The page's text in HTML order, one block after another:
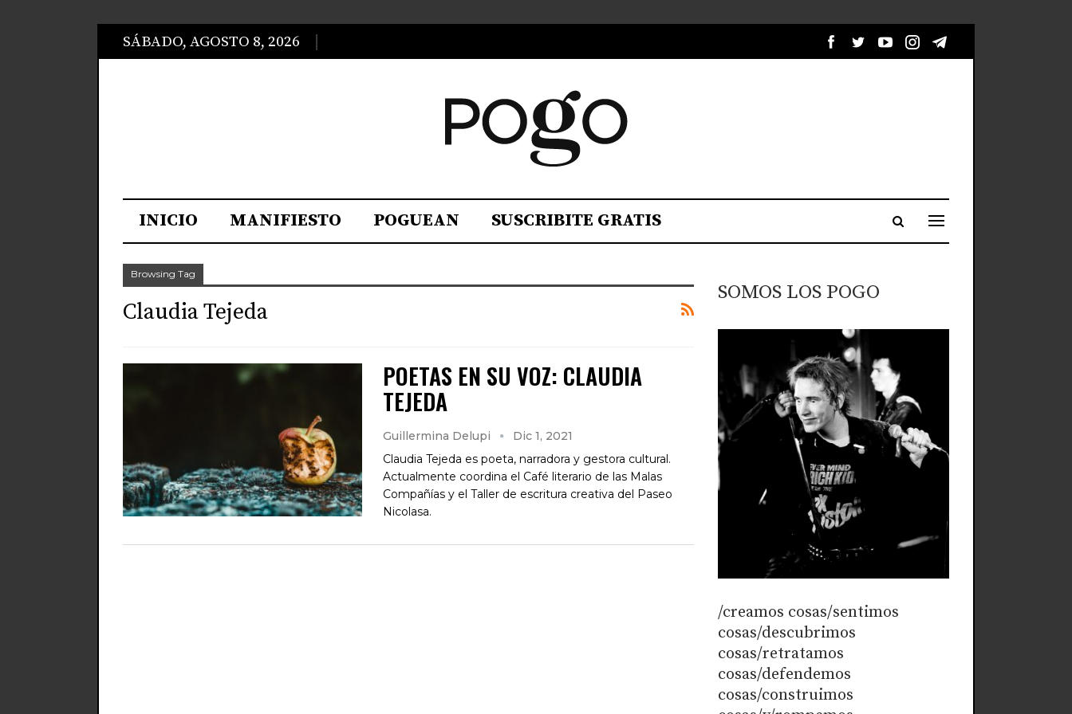
SÁBADO, AGOSTO 8, 2026
INICIO MANIFIESTO POGUEAN SUSCRIBITE GRATIS
Browsing Tag
Claudia Tejeda
POETAS EN SU VOZ: CLAUDIA
TEJEDA
Guillermina Delupi
Dic 1, 2021
Claudia Tejeda es poeta, narradora y gestora cultural.
Actualmente coordina el Café literario de las Malas
Compañías y el Taller de escritura creativa del Paseo
Nicolasa.
SOMOS LOS POGO
/creamos cosas/sentimos
cosas/descubrimos
cosas/retratamos
cosas/defendemos
cosas/construimos